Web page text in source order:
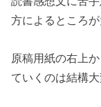
方によるところ
原稿用紙の右上
ていくのは結構大